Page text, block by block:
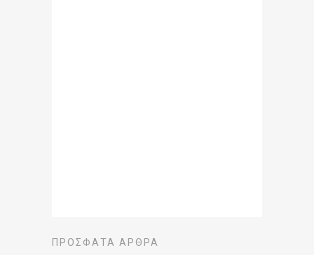
ΠΡΌΣΦΑΤΑ ΆΡΘΡΑ